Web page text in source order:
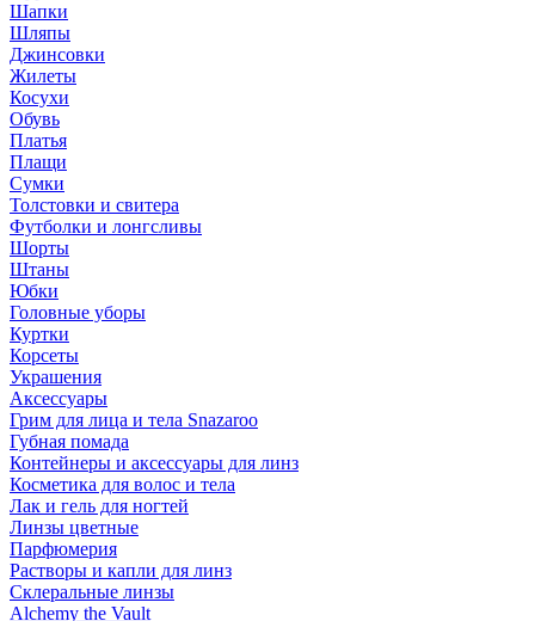
Шапки
Шляпы
Джинсовки
Жилеты
Косухи
Обувь
Платья
Плащи
Сумки
Толстовки и свитера
Футболки и лонгсливы
Шорты
Штаны
Юбки
Головные уборы
Куртки
Корсеты
Украшения
Аксессуары
Грим для лица и тела Snazaroo
Губная помада
Контейнеры и аксессуары для линз
Косметика для волос и тела
Лак и гель для ногтей
Линзы цветные
Парфюмерия
Растворы и капли для линз
Склеральные линзы
Alchemy the Vault